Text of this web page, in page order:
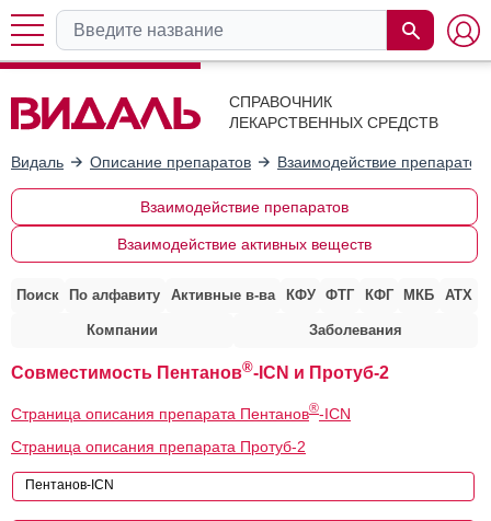
СПРАВОЧНИК
ЛЕКАРСТВЕННЫХ СРЕДСТВ
Видаль Описание препаратов Взаимодействие препаратов
Взаимодействие препаратов
Взаимодействие активных веществ
Поиск По алфавиту Активные в-ва КФУ ФТГ КФГ МКБ АТХ
Компании Заболевания
Совместимость Пентанов®-ICN и Протуб-2
Страница описания препарата Пентанов®-ICN
Страница описания препарата Протуб-2